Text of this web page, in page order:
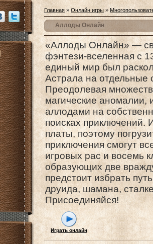
Главная » Онлайн игры »
Аллоды Онлайн
«Аллоды Онлайн» —
фэнтези-вселенная с
единый мир был
Астрала на
Преодолевая
магические аномалии,
аллодами на
поисках приключений.
платы, поэтому
приключения смогут
игровых рас и восемь
образующих две
предстоит избрать
друида, шамана,
Присоединяйся!
Играть онлайн